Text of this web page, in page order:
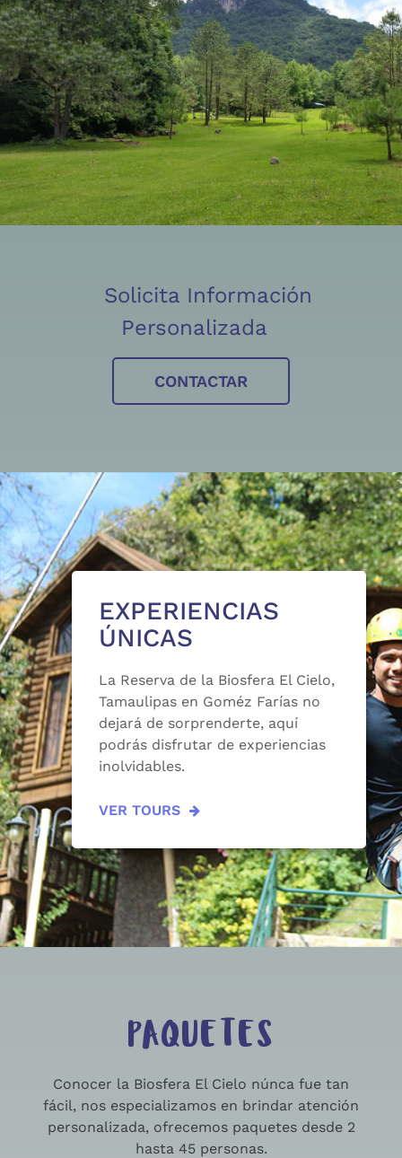
Solicita Información
Personalizada
CONTACTAR
EXPERIENCIAS
ÚNICAS
La Reserva de la Biosfera El Cielo,
Tamaulipas en Goméz Farías no
dejará de sorprenderte, aquí
podrás disfrutar de experiencias
inolvidables.
VER TOURS
PAQUETES
Conocer la Biosfera El Cielo núnca fue tan
fácil, nos especializamos en brindar atención
personalizada, ofrecemos paquetes desde 2
hasta 45 personas.